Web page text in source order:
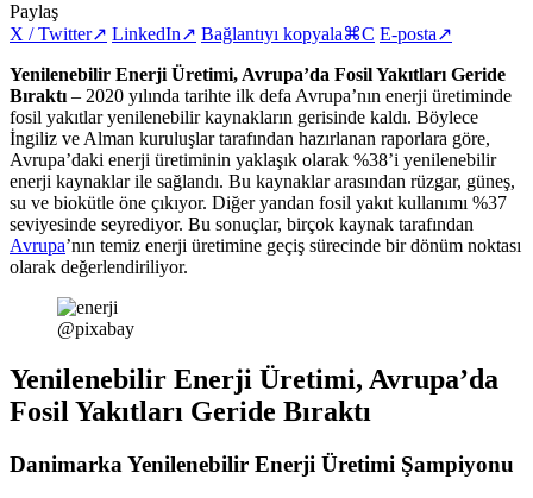
Paylaş
X / Twitter↗ LinkedIn↗ Bağlantıyı kopyala⌘C E-posta↗
Yenilenebilir Enerji Üretimi, Avrupa’da Fosil Yakıtları Geride
Bıraktı – 2020 yılında tarihte ilk defa Avrupa’nın enerji üretiminde
fosil yakıtlar yenilenebilir kaynakların gerisinde kaldı. Böylece
İngiliz ve Alman kuruluşlar tarafından hazırlanan raporlara göre,
Avrupa’daki enerji üretiminin yaklaşık olarak %38’i yenilenebilir
enerji kaynaklar ile sağlandı. Bu kaynaklar arasından rüzgar, güneş,
su ve biokütle öne çıkıyor. Diğer yandan fosil yakıt kullanımı %37
seviyesinde seyrediyor. Bu sonuçlar, birçok kaynak tarafından
Avrupa’nın temiz enerji üretimine geçiş sürecinde bir dönüm noktası
olarak değerlendiriliyor.
@pixabay
Yenilenebilir Enerji Üretimi, Avrupa’da
Fosil Yakıtları Geride Bıraktı
Danimarka Yenilenebilir Enerji Üretimi Şampiyonu